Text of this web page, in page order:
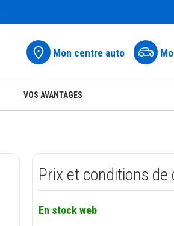
Mon centre auto
VOS AVANTAGES
Prix et conditions de
En stock web